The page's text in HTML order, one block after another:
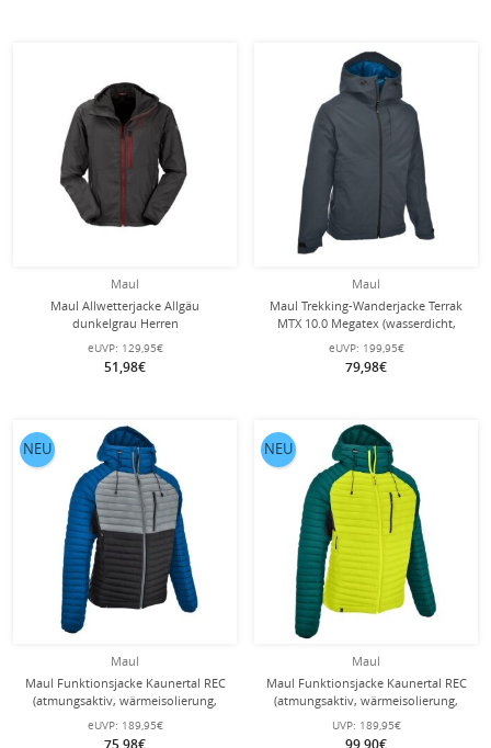
Maul
Maul Allwetterjacke Allgäu
dunkelgrau Herren
eUVP: 129,95€
51,98€
Maul
Maul Trekking-Wanderjacke Terrak
MTX 10.0 Megatex (wasserdicht,
winddicht, atmungsaktiv)
dunkelgrau/blau Herren
eUVP: 199,95€
79,98€
Maul
Maul Funktionsjacke Kaunertal REC
(atmungsaktiv, wärmeisolierung,
wasserabweisend)
blau/grau/schwarz Herren
eUVP: 189,95€
75,98€
NEU
Maul
Maul Funktionsjacke Kaunertal REC
(atmungsaktiv, wärmeisolierung,
wasserabweisend) lime/petrolblau
Herren
UVP: 189,95€
99,90€
NEU